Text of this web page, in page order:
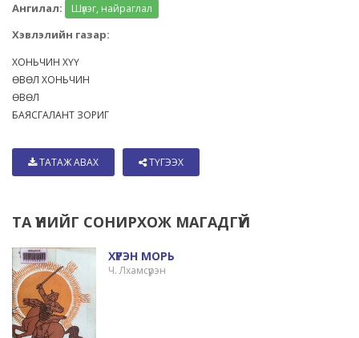
Ангилал:
Шүлэг, найраглал
Хэвлэлийн газар:
ХОНЬЧИН ХҮҮ
ӨВӨЛ ХОНЬЧИН
ӨВӨЛ
БАЯСГАЛАНТ ЗОРИГ
ТАТАЖ АВАХ ТҮГЭЭХ
ТА ҮҮНИЙГ СОНИРХОЖ МАГАДГҮЙ
ХҮРЭН МОРЬ
Ч. Лхамсүрэн